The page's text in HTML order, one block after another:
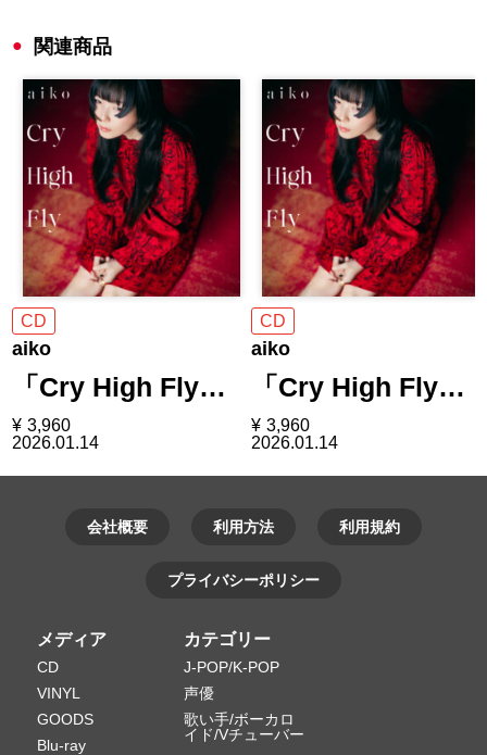
関連商品
CD
aiko
「Cry High Fly…
¥ 3,960
2026.01.14
CD
aiko
「Cry High Fly…
¥ 3,960
2026.01.14
会社概要 利用方法 利用規約
プライバシーポリシー
メディア
CD
VINYL
GOODS
Blu-ray
カテゴリー
J-POP/K-POP
声優
歌い手/ボーカロ
イド/Vチューバー